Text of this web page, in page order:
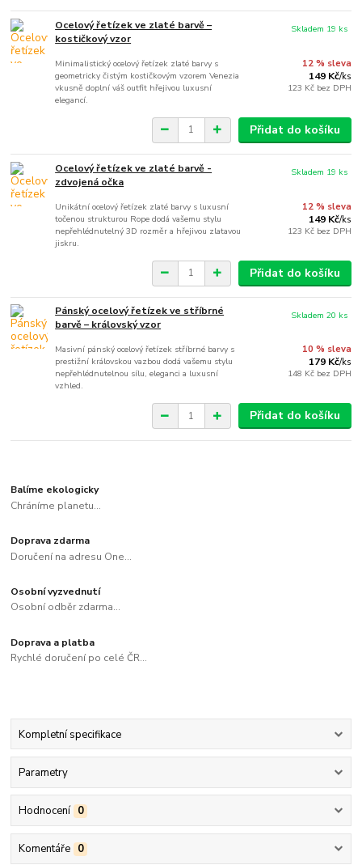
Ocelový řetízek ve zlaté barvě –
kostičkový vzor
Minimalistický ocelový řetízek zlaté barvy s
geometricky čistým kostičkovým vzorem Venezia
vkusně doplní váš outfit hřejivou luxusní
elegancí.
12 % sleva
149 Kč/ks
123 Kč bez DPH
Skladem 19 ks
Přidat do košíku
Ocelový řetízek ve zlaté barvě -
zdvojená očka
Unikátní ocelový řetízek zlaté barvy s luxusní
točenou strukturou Rope dodá vašemu stylu
nepřehlédnutelný 3D rozměr a hřejivou zlatavou
jiskru.
12 % sleva
149 Kč/ks
123 Kč bez DPH
Skladem 19 ks
Přidat do košíku
Pánský ocelový řetízek ve stříbrné
barvě – královský vzor
Masivní pánský ocelový řetízek stříbrné barvy s
prestižní královskou vazbou dodá vašemu stylu
nepřehlédnutelnou sílu, eleganci a luxusní
vzhled.
10 % sleva
179 Kč/ks
148 Kč bez DPH
Skladem 20 ks
Přidat do košíku
Balíme ekologicky
Chráníme planetu...
Doprava zdarma
Doručení na adresu One...
Osobní vyzvednutí
Osobní odběr zdarma...
Doprava a platba
Rychlé doručení po celé ČR...
Kompletní specifikace
Parametry
Hodnocení 0
Komentáře 0